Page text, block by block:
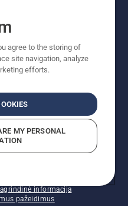
teisės priklauso autoriui.
kaina (RMK),
už kurią gamintojas
parduoti prekę. UAB
neparduoda,
informacija
pažeidimus
agree to the storing of
site navigation, analyze
efforts.
MY PERSONAL